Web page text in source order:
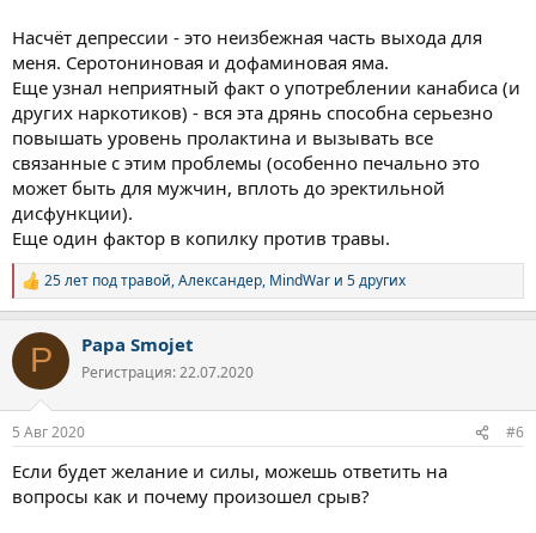
Насчёт депрессии - это неизбежная часть выхода для
меня. Серотониновая и дофаминовая яма.
Еще узнал неприятный факт о употреблении канабиса (и
других наркотиков) - вся эта дрянь способна серьезно
повышать уровень пролактина и вызывать все
связанные с этим проблемы (особенно печально это
может быть для мужчин, вплоть до эректильной
дисфункции).
Еще один фактор в копилку против травы.
Р
е
к
и
25 лет под травой,Александер, MindWar и 5 других
P Papa Smojet
Регистрация: 22.07.2020
5 Авг 2020 #6
Если будет желание и силы, можешь ответить на
вопросы как и почему произошел срыв?